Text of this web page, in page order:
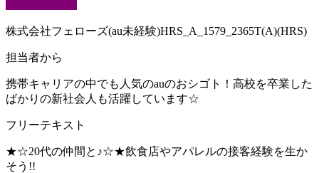
株式会社フェローズ(au未経験)HRS_A_1579_2365T(A)(HRS)
担当者から
携帯キャリアの中でも人気のauのおシゴト！高校を卒業した
ばかりの新社会人も活躍しています☆
フリーテキスト
★☆20代の仲間と♪☆★飲食店やアパレルの接客経験を生か
そう!!